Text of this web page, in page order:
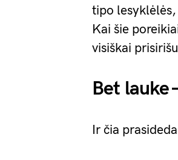
tipo
Kai šie
visiškai
Bet lauke
Ir čia